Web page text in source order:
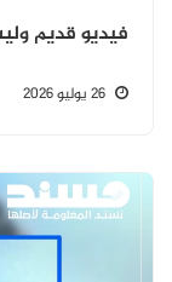
فيديو قديم